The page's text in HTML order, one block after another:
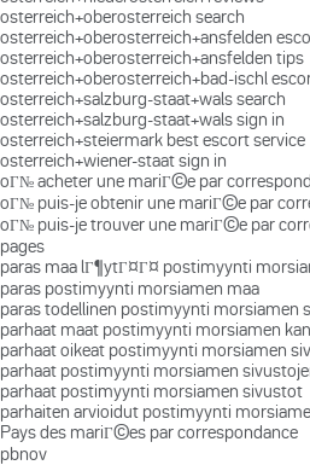
osterreich+oberosterreich search
osterreich+oberosterreich+ansfelden
osterreich+oberosterreich+ansfelden tips
osterreich+oberosterreich+bad-ischl
osterreich+salzburg-staat+wals search
osterreich+salzburg-staat+wals sign in
osterreich+steiermark best escort service
osterreich+wiener-staat sign in
oГ№ acheter une mariГ©e par
oГ№ puis-je obtenir une mariГ©e par
oГ№ puis-je trouver une mariГ©e par
pages
paras maa lГ¶ytГ¤Г¤ postimyynti
paras postimyynti morsiamen maa
paras todellinen postimyynti morsiamen
parhaat maat postimyynti morsiamen
parhaat oikeat postimyynti morsiamen
parhaat postimyynti morsiamen
parhaat postimyynti morsiamen sivustot
parhaiten arvioidut postimyynti
Pays des mariГ©es par correspondance
pbnov